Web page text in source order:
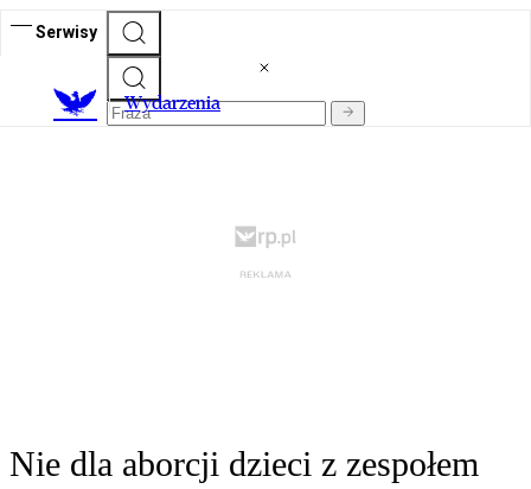
Serwisy
Wydarzenia
Nie dla aborcji dzieci z zespołem